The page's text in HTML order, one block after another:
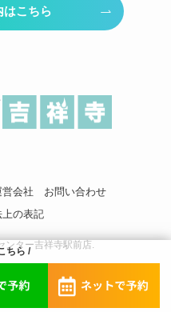
ちら /
はこちら
営会社
お問い合わせ
の表記
ンター吉祥寺駅前店.